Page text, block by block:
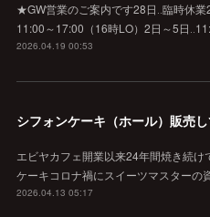
★GW営業のご案内です28日‥臨時休業
11:00～17:00（16時LO）2日～5日
2026.04.19 00:53
シフォンケーキ（ホール）販売
エビヤカフェ開業以来24年間焼き続け
ケーキコロナ禍にスイーツマスターの
2026.04.13 05:17